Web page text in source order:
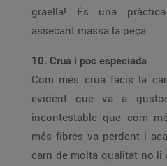
graella! És una
assecant massa la peça.
10. Crua i poc especiada
Com més crua facis la
evident que va a
incontestable que com
més fibres va perdent i
carn de molta qualitat no li